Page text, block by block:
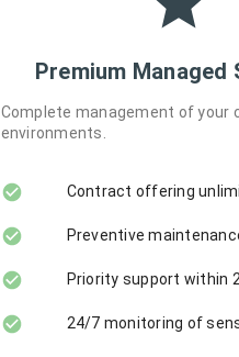
Premium Managed
Complete management of your
environments.
Contract offering
24/7 monitoring of